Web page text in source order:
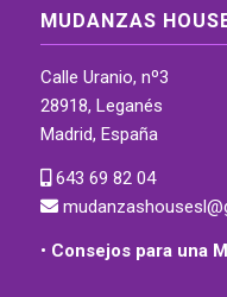
MUDANZAS
Calle Uranio, nº3
28918, Leganés
Madrid, España
643 69 82 04
• Consejos para una